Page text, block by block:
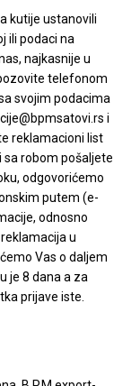
kutije ustanovili
ili podaci na
najkasnije u
telefonom
svojim podacima
i
reklamacioni list
sa robom pošaljete
odgovorićemo
putem (e-
odnosno
u
Vas o daljem
je 8 dana a za
prijave iste.